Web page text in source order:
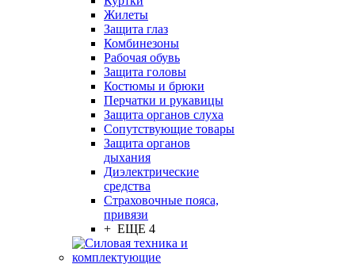
Жилеты
Защита глаз
Комбинезоны
Рабочая обувь
Защита головы
Костюмы и брюки
Перчатки и рукавицы
Защита органов слуха
Сопутствующие товары
Защита органов
дыхания
Диэлектрические
средства
Страховочные пояса,
привязи
+ ЕЩЕ 4